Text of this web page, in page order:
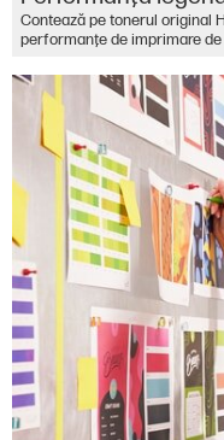
Contează pe tonerul original
performanţe de imprimare de